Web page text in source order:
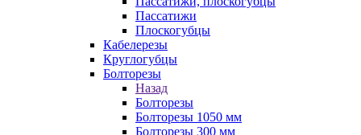
Пассатижи
Плоскогубцы
Кабелерезы
Круглогубцы
Болторезы
Назад
Болторезы
Болторезы 1050 мм
Болторезы 300 мм